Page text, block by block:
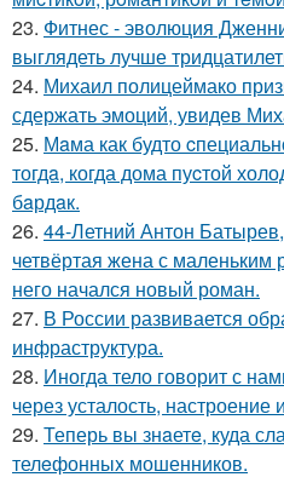
23. Фитнес - эволюция
выглядеть лучше
24. Михаил полицеймако
сдержать эмоций, увидев
25. Мaма как будто
тогдa, когда дома пуcтой
бaрдaк.
26. 44-Летний Антон
четвёртая жена с маленьким
него начался новый роман.
27. В России развивается
инфраструктура.
28. Иногда тело говорит с
через усталость, настроение
29. Теперь вы знaетe, куда
телeфонныx мошенников.